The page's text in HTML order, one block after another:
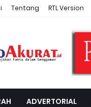
Tentang RTL Version
ADVERTORIAL